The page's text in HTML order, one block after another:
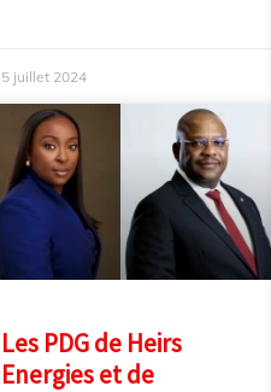
5 juillet 2024
Les PDG de Heirs
Energies et de